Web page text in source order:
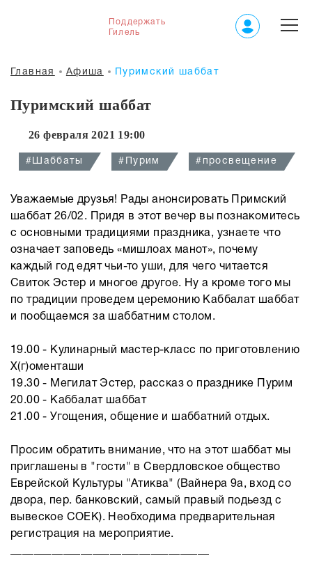
Поддержать
Гилель
Главная Афиша Пуримский шаббат
Пуримский шаббат
26 февраля 2021 19:00
#Шаббаты #Пурим #просвещение
Уважаемые друзья! Рады анонсировать Примский
шаббат 26/02. Придя в этот вечер вы познакомитесь
с основными традициями праздника, узнаете что
означает заповедь «мишлоах манот», почему
каждый год едят чьи-то уши, для чего читается
Свиток Эстер и многое другое. Ну а кроме того мы
по традиции проведем церемонию Каббалат шаббат
и пообщаемся за шаббатним столом.
19.00 - Кулинарный мастер-класс по приготовлению
Х(г)оменташи
19.30 - Мегилат Эстер, рассказ о празднике Пурим
20.00 - Каббалат шаббат
21.00 - Угощения, общение и шаббатний отдых.
Просим обратить внимание, что на этот шаббат мы
приглашены в "гости" в Свердловское общество
Еврейской Культуры "Атиква" (Вайнера 9а, вход со
двора, пер. банковский, самый правый подьезд с
вывеское СОЕК). Необходима предварительная
регистрация на мероприятие.